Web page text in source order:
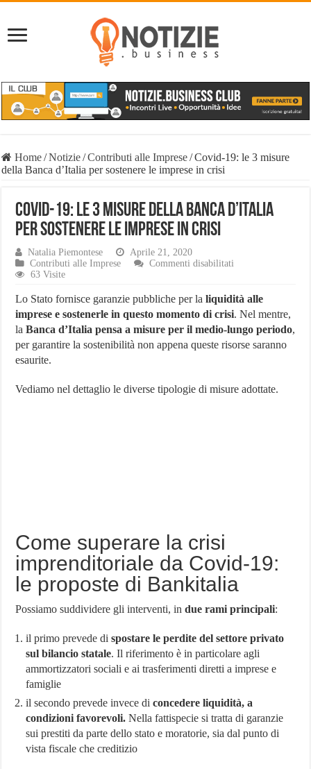
Home/Notizie/Contributi alle Imprese/Covid-19: le 3 misure
della Banca d’Italia per sostenere le imprese in crisi
Covid-19: le 3 misure della Banca d’Italia
per sostenere le imprese in crisi
Natalia Piemontese
Aprile 21, 2020
Contributi alle Imprese
Commenti disabilitati
le
misure
della
d’Italia
imprese
63 Visite
Lo Stato fornisce garanzie pubbliche per la liquidità alle
imprese e sostenerle in questo momento di crisi. Nel mentre,
laBanca d’Italia pensa a misure per il medio-lungo periodo,
per garantire la sostenibilità non appena queste risorse saranno
esaurite.
Vediamo nel dettaglio le diverse tipologie di misure adottate.
Come superare la crisi
imprenditoriale da Covid-19:
le proposte di Bankitalia
Possiamo suddividere gli interventi, in due rami principali:
il primo prevede dispostare le perdite del settore privato
sul bilancio statale. Il riferimento è in particolare agli
ammortizzatori sociali e ai trasferimenti diretti a imprese e
famiglie
il secondo prevede invece di concedere liquidità, a
condizioni favorevoli. Nella fattispecie si tratta di garanzie
sui prestiti da parte dello stato e moratorie, sia dal punto di
vista fiscale che creditizio